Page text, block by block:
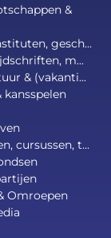
&
gesch...
m...
& (vakanti...
kansspelen
cursussen, t...
Omroepen